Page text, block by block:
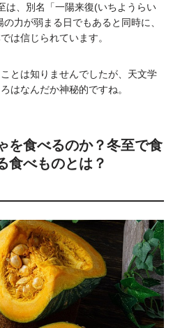
は、別名「一陽来復(いちようらい
力が弱まる日でもあると同時に、
は信じられています。
とは知りませんでしたが、天文学
はなんだか神秘的ですね。
を食べるのか？冬至で食
食べものとは？